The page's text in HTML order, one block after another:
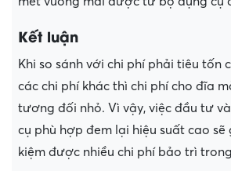
Kết luận
Khi so sánh với chi phí phải tiêu tốn
các chi phí khác thì chi phí cho đĩa
tương đối nhỏ. Vì vậy, việc đầu tư
cụ phù hợp đem lại hiệu suất cao
kiệm được nhiều chi phí bảo trì